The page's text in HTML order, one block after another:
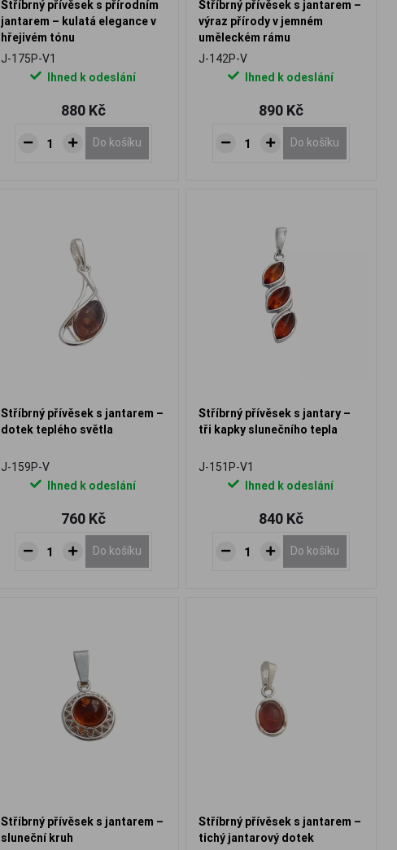
Stříbrný přívěsek s přírodním
jantarem – kulatá elegance v
hřejivém tónu
J-175P-V1
Ihned k odeslání
880 Kč
Do košíku
Stříbrný přívěsek s jantarem –
výraz přírody v jemném
uměleckém rámu
J-142P-V
Ihned k odeslání
890 Kč
Do košíku
Stříbrný přívěsek s jantarem –
dotek teplého světla
J-159P-V
Ihned k odeslání
760 Kč
Do košíku
Stříbrný přívěsek s jantary –
tři kapky slunečního tepla
J-151P-V1
Ihned k odeslání
840 Kč
Do košíku
Stříbrný přívěsek s jantarem –
sluneční kruh
Stříbrný přívěsek s jantarem –
tichý jantarový dotek